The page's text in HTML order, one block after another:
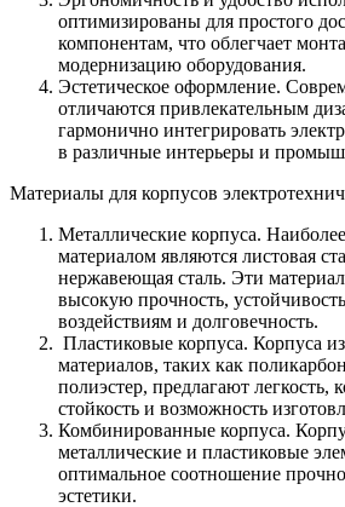
оптимизированы для простого
компонентам, что облегчает
модернизацию оборудования.
Эстетическое оформление.
отличаются привлекательным
гармонично интегрировать
в различные интерьеры и
Материалы для корпусов
Металлические корпуса.
материалом являются листовая
нержавеющая сталь. Эти
высокую прочность,
воздействиям и долговечность.
Пластиковые корпуса. Корпуса
материалов, таких как
полиэстер, предлагают легкость,
стойкость и возможность
Комбинированные корпуса.
металлические и пластиковые
оптимальное соотношение
эстетики.